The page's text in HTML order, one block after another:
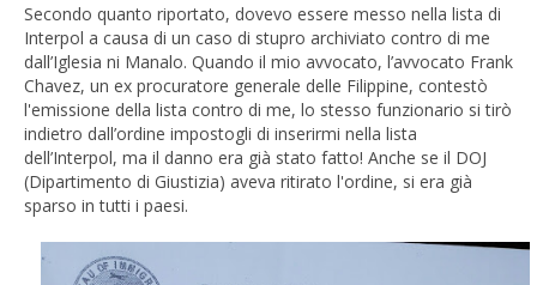
Secondo quanto riportato, dovevo essere messo nella lista di
Interpol a causa di un caso di stupro archiviato contro di me
dall’Iglesia ni Manalo. Quando il mio avvocato, l’avvocato Frank
Chavez, un ex procuratore generale delle Filippine, contestò
l'emissione della lista contro di me, lo stesso funzionario si tirò
indietro dall’ordine impostogli di inserirmi nella lista
dell’Interpol, ma il danno era già stato fatto! Anche se il DOJ
(Dipartimento di Giustizia) aveva ritirato l'ordine, si era già
sparso in tutti i paesi.